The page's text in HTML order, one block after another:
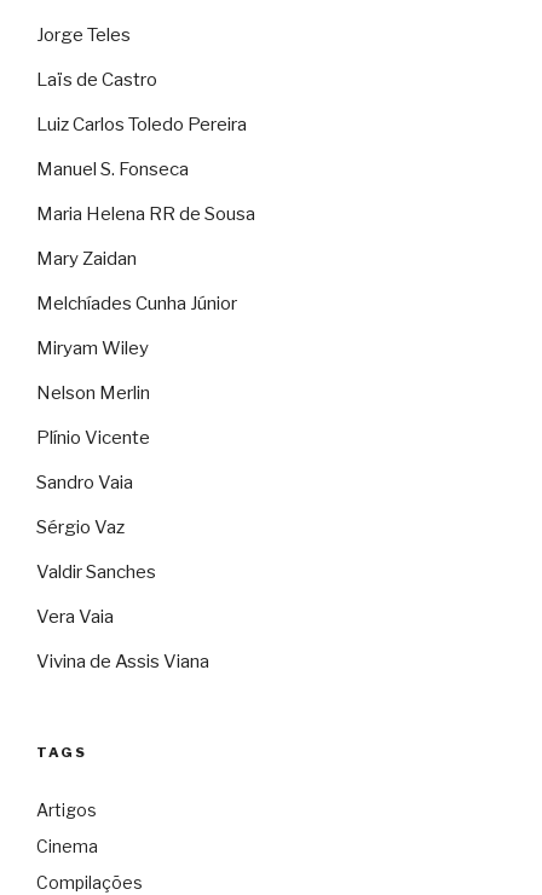
Jorge Teles
Laïs de Castro
Luiz Carlos Toledo Pereira
Manuel S. Fonseca
Maria Helena RR de Sousa
Mary Zaidan
Melchíades Cunha Júnior
Miryam Wiley
Nelson Merlin
Plínio Vicente
Sandro Vaia
Sérgio Vaz
Valdir Sanches
Vera Vaia
Vivina de Assis Viana
TAGS
Artigos
Cinema
Compilações